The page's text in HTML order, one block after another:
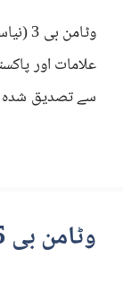
علامات اور
سے تصدیق شدہ
وٹامن بی 5: فوائد، مقدار اور احتیاط